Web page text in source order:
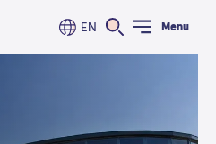
EN Menu